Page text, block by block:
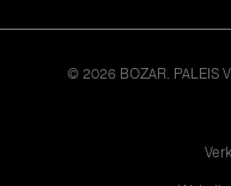
© 2026 BOZAR. PALEIS